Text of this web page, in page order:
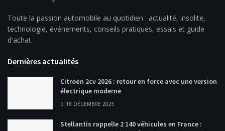
Toute la passion automobile au quotidien : actualité, insolite,
technologie, événements, conseils pratiques, essais et guide
d'achat.
Dernières actualités
Citroën 2cv 2026 : retour en force avec une version
électrique moderne
18 DÉCEMBRE 2025
Stellantis rappelle 2 140 véhicules en France :